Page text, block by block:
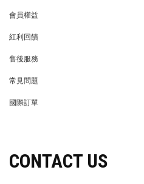
會員權益
紅利回饋
售後服務
常見問題
國際訂單
CONTACT US